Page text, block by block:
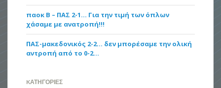
παοκ Β – ΠΑΣ 2-1… Για την τιμή των όπλων
χάσαμε με ανατροπή!!!
ΠΑΣ-μακεδονικός 2-2… δεν μπορέσαμε την ολική
αντροπή από το 0-2…
KΑΤΗΓΟΡΊΕΣ